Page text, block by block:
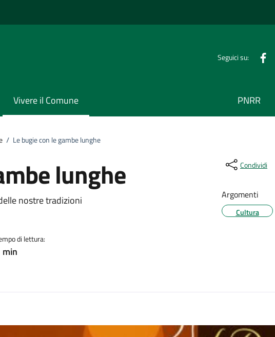
Seguici su:
Vivere il Comune PNRR
/ Le bugie con le gambe lunghe
lunghe
nostre tradizioni
di lettura:
min
Condividi
Argomenti
Cultura